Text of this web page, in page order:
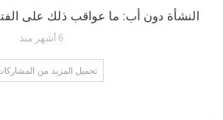
النشأة دون أب: ما عواقب ذلك على
6 أشهر منذ
تحميل المزيد من